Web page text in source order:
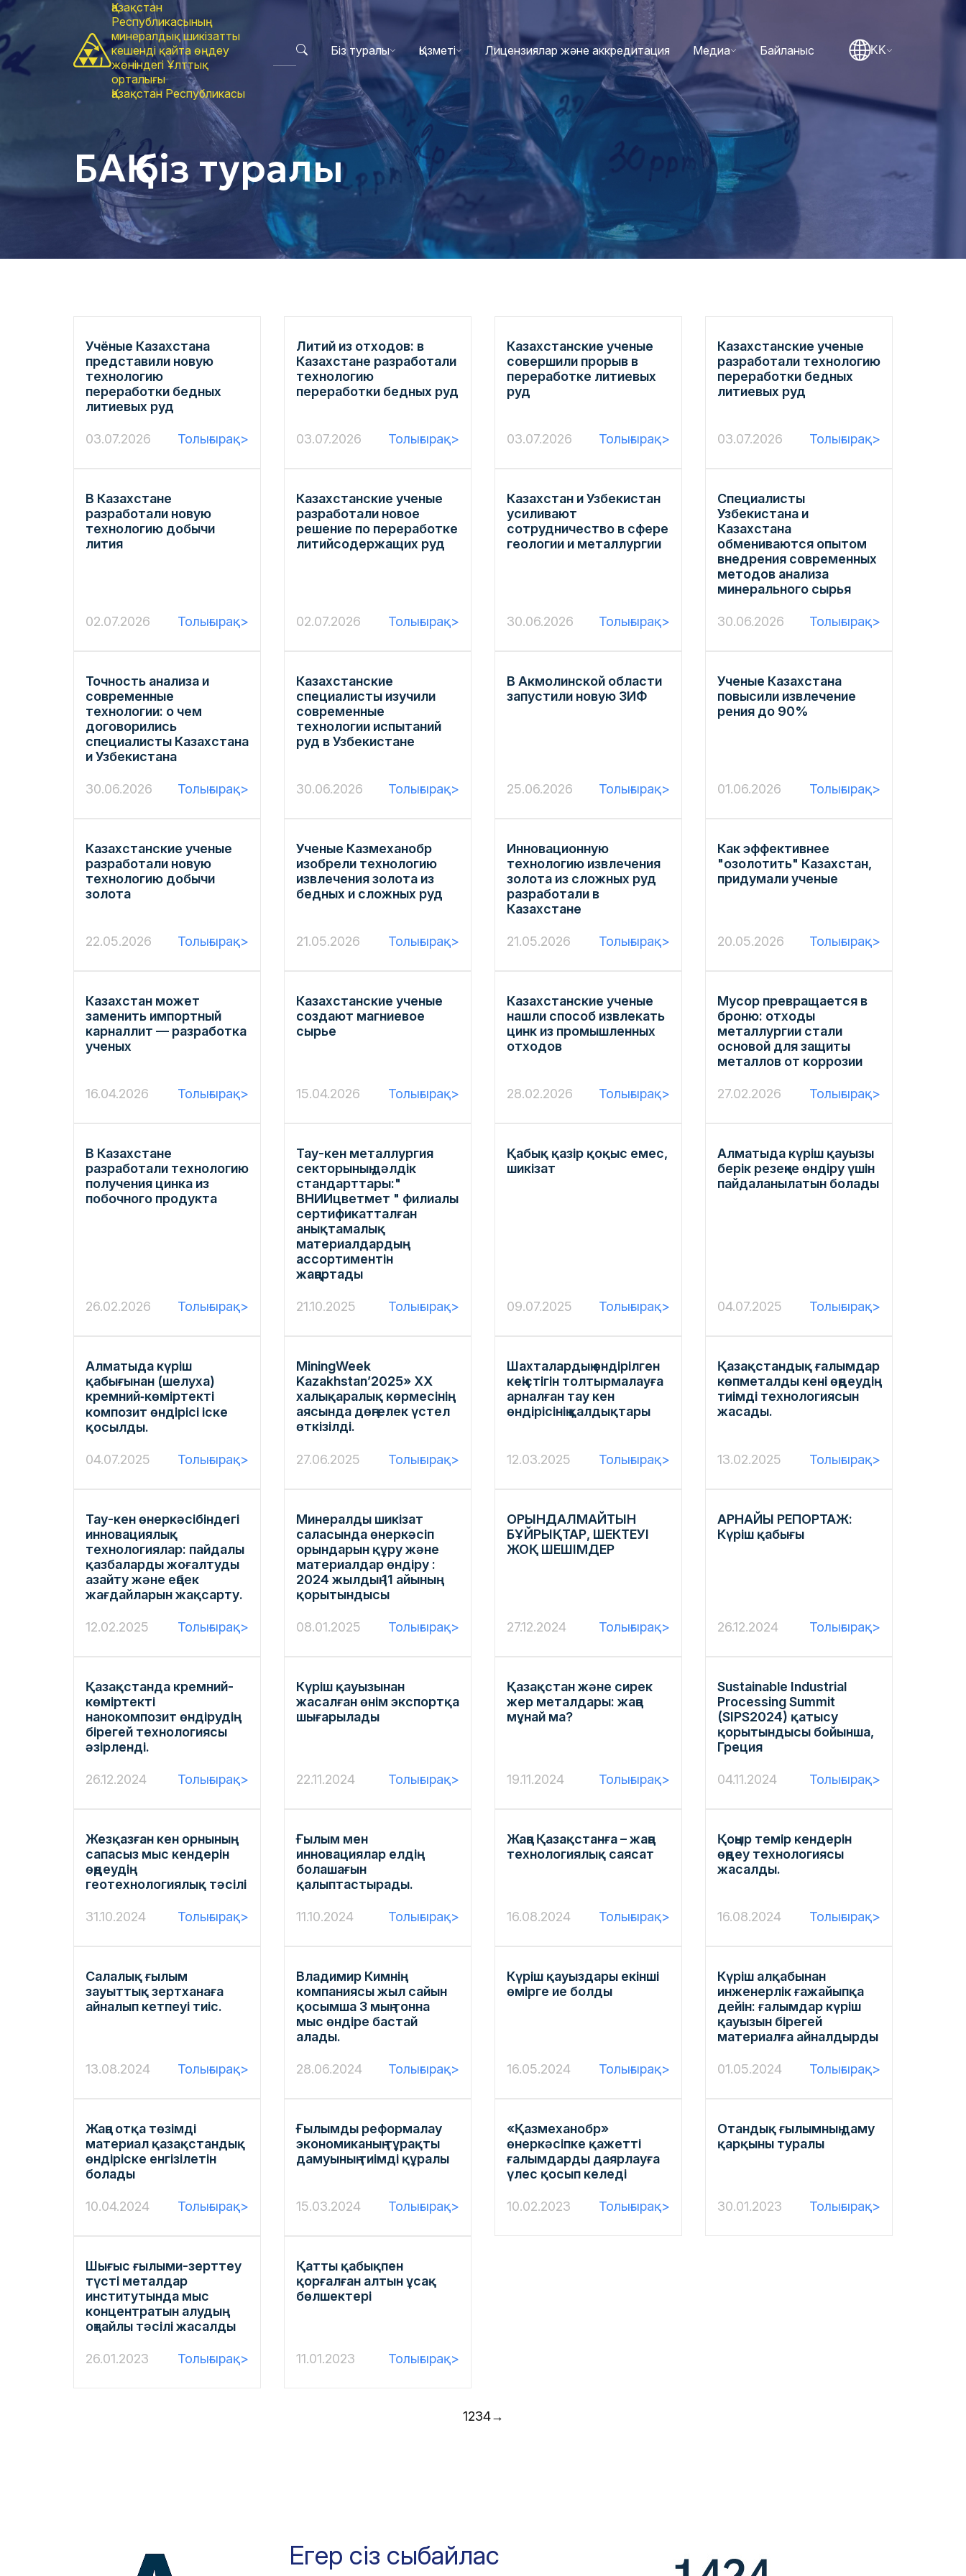
Қазақстан
Республикасының
минералдық шикізатты
кешенді қайта өңдеу
жөніндегі Ұлттық
орталығы
Қазақстан Республикасы
Біз туралы Қызметі Лицензиялар және аккредитация Медиа Байланыс KK
БАҚ біз туралы
Учёные Казахстана
представили новую
технологию
переработки бедных
литиевых руд
03.07.2026 Толығырақ>
Литий из отходов: в
Казахстане разработали
технологию
переработки бедных руд
03.07.2026 Толығырақ>
Казахстанские ученые
совершили прорыв в
переработке литиевых
руд
03.07.2026 Толығырақ>
Казахстанские ученые
разработали технологию
переработки бедных
литиевых руд
03.07.2026 Толығырақ>
В Казахстане
разработали новую
технологию добычи
лития
02.07.2026 Толығырақ>
Казахстанские ученые
разработали новое
решение по переработке
литийсодержащих руд
02.07.2026 Толығырақ>
Казахстан и Узбекистан
усиливают
сотрудничество в сфере
геологии и металлургии
30.06.2026 Толығырақ>
Специалисты
Узбекистана и
Казахстана
обмениваются опытом
внедрения современных
методов анализа
минерального сырья
30.06.2026 Толығырақ>
Точность анализа и
современные
технологии: о чем
договорились
специалисты Казахстана
и Узбекистана
30.06.2026 Толығырақ>
Казахстанские
специалисты изучили
современные
технологии испытаний
руд в Узбекистане
30.06.2026 Толығырақ>
В Акмолинской области
запустили новую ЗИФ
25.06.2026 Толығырақ>
Ученые Казахстана
повысили извлечение
рения до 90%
01.06.2026 Толығырақ>
Казахстанские ученые
разработали новую
технологию добычи
золота
22.05.2026 Толығырақ>
Ученые Казмеханобр
изобрели технологию
извлечения золота из
бедных и сложных руд
21.05.2026 Толығырақ>
Инновационную
технологию извлечения
золота из сложных руд
разработали в
Казахстане
21.05.2026 Толығырақ>
Как эффективнее
"озолотить" Казахстан,
придумали ученые
20.05.2026 Толығырақ>
Казахстан может
заменить импортный
карналлит — разработка
ученых
16.04.2026 Толығырақ>
Казахстанские ученые
создают магниевое
сырье
15.04.2026 Толығырақ>
Казахстанские ученые
нашли способ извлекать
цинк из промышленных
отходов
28.02.2026 Толығырақ>
Мусор превращается в
броню: отходы
металлургии стали
основой для защиты
металлов от коррозии
27.02.2026 Толығырақ>
В Казахстане
разработали технологию
получения цинка из
побочного продукта
26.02.2026 Толығырақ>
Тау-кен металлургия
секторының дәлдік
стандарттары:"
ВНИИцветмет " филиалы
сертификатталған
анықтамалық
материалдардың
ассортиментін
жаңартады
21.10.2025 Толығырақ>
Қабық қазір қоқыс емес,
шикізат
09.07.2025 Толығырақ>
Алматыда күріш қауызы
берік резеңке өндіру үшін
пайдаланылатын болады
04.07.2025 Толығырақ>
Алматыда күріш
қабығынан (шелуха)
кремний‑көміртекті
композит өндірісі іске
қосылды.
04.07.2025 Толығырақ>
MiningWeek
Kazakhstan’2025» ХХ
халықаралық көрмесінің
аясында дөңгелек үстел
өткізілді.
27.06.2025 Толығырақ>
Шахталардың өндірілген
кеңістігін толтырмалауға
арналған тау кен
өндірісінің қалдықтары
12.03.2025 Толығырақ>
Қазақстандық ғалымдар
көпметалды кені өңдеудің
тиімді технологиясын
жасады.
13.02.2025 Толығырақ>
Тау-кен өнеркәсібіндегі
инновациялық
технологиялар: пайдалы
қазбаларды жоғалтуды
азайту және еңбек
жағдайларын жақсарту.
12.02.2025 Толығырақ>
Минералды шикізат
саласында өнеркәсіп
орындарын құру және
материалдар өндіру :
2024 жылдың 11 айының
қорытындысы
08.01.2025 Толығырақ>
ОРЫНДАЛМАЙТЫН
БҰЙРЫҚТАР, ШЕКТЕУІ
ЖОҚ ШЕШІМДЕР
27.12.2024 Толығырақ>
АРНАЙЫ РЕПОРТАЖ:
Күріш қабығы
26.12.2024 Толығырақ>
Қазақстанда кремний-
көміртекті
нанокомпозит өндірудің
бірегей технологиясы
әзірленді.
26.12.2024 Толығырақ>
Күріш қауызынан
жасалған өнім экспортқа
шығарылады
22.11.2024 Толығырақ>
Қазақстан және сирек
жер металдары: жаңа
мұнай ма?
19.11.2024 Толығырақ>
Sustainable Industrial
Processing Summit
(SIPS2024) қатысу
қорытындысы бойынша,
Греция
04.11.2024 Толығырақ>
Жезқазған кен орнының
сапасыз мыс кендерін
өңдеудің
геотехнологиялық тәсілі
31.10.2024 Толығырақ>
Ғылым мен
инновациялар елдің
болашағын
қалыптастырады.
11.10.2024 Толығырақ>
Жаңа Қазақстанға – жаңа
технологиялық саясат
16.08.2024 Толығырақ>
Қоңыр темір кендерін
өңдеу технологиясы
жасалды.
16.08.2024 Толығырақ>
Салалық ғылым
зауыттық зертханаға
айналып кетпеуі тиіс.
13.08.2024 Толығырақ>
Владимир Кимнің
компаниясы жыл сайын
қосымша 3 мың тонна
мыс өндіре бастай
алады.
28.06.2024 Толығырақ>
Күріш қауыздары екінші
өмірге ие болды
16.05.2024 Толығырақ>
Күріш алқабынан
инженерлік ғажайыпқа
дейін: ғалымдар күріш
қауызын бірегей
материалға айналдырды
01.05.2024 Толығырақ>
Жаңа отқа төзімді
материал қазақстандық
өндіріске енгізілетін
болады
10.04.2024 Толығырақ>
Ғылымды реформалау
экономиканың тұрақты
дамуының тиімді құралы
15.03.2024 Толығырақ>
«Қазмеханобр»
өнеркәсіпке қажетті
ғалымдарды даярлауға
үлес қосып келеді
10.02.2023 Толығырақ>
Отандық ғылымның даму
қарқыны туралы
30.01.2023 Толығырақ>
Шығыс ғылыми-зерттеу
түсті металдар
институтында мыс
концентратын алудың
оңтайлы тәсілі жасалды
26.01.2023 Толығырақ>
Қатты қабықпен
қорғалған алтын ұсақ
бөлшектері
11.01.2023 Толығырақ>
1234→
Егер сіз сыбайлас